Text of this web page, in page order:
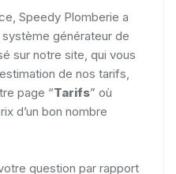
Speedy Plomberie a
générateur de
sur notre site, qui vous
de nos tarifs,
page “Tarifs” où
d’un bon nombre
question par rapport